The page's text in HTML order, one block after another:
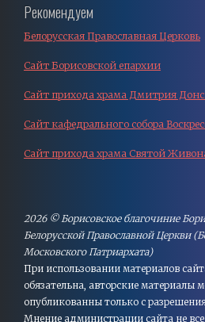
Рекомендуем
Белорусская Православная Церковь
Сайт Борисовской епархии
Сайт прихода храма Дмитрия
Сайт кафедрального собора
Сайт прихода храма Святой
2026 © Борисовское благочиние
Белорусской Православной Церкви
Московского Патриархата)
При использовании материалов
обязательна, авторские материалы
опубликованны только с
Мнение администрации сайта не